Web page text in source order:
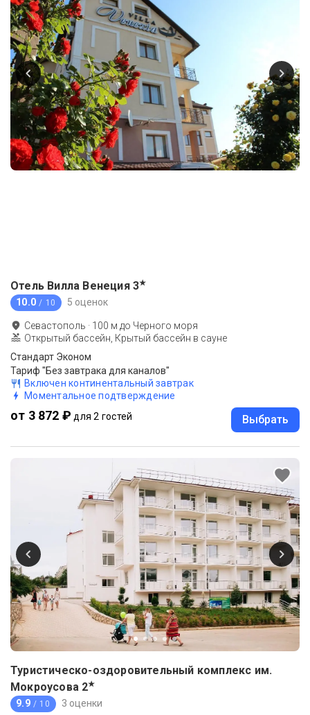
Отель Вилла Венеция 3★
10.0 / 10 5 оценок
Севастополь · 100 м до Черного моря
Открытый бассейн, Крытый бассейн в сауне
Стандарт Эконом
Тариф "Без завтрака для каналов"
Включен континентальный завтрак
Моментальное подтверждение
от 3 872 ₽ для 2 гостей Выбрать
Туристическо-оздоровительный комплекс им.
Мокроусова 2★
9.9 / 10 3 оценки